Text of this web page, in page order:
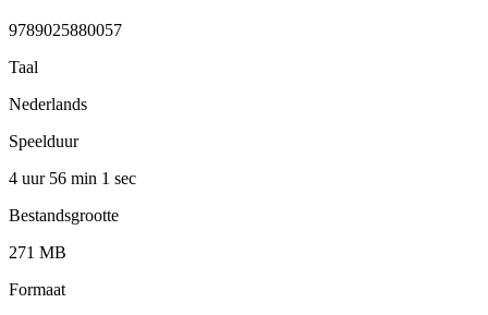
9789025880057
Taal
Nederlands
Speelduur
4 uur 56 min 1 sec
Bestandsgrootte
271 MB
Formaat